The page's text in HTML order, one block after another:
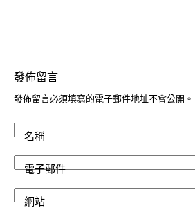
發佈留言
發佈留言必須填寫的電子郵件地址不會公開。
名稱
電子郵件
網站